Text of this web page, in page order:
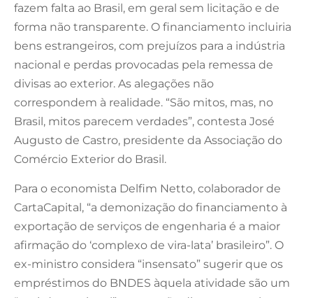
fazem falta ao Brasil, em geral sem licitação e de
forma não transparente. O financiamento incluiria
bens estrangeiros, com prejuízos para a indústria
nacional e perdas provocadas pela remessa de
divisas ao exterior. As alegações não
correspondem à realidade. “São mitos, mas, no
Brasil, mitos parecem verdades”, contesta José
Augusto de Castro, presidente da Associação do
Comércio Exterior do Brasil.
Para o economista Delfim Netto, colaborador de
CartaCapital, “a demonização do financiamento à
exportação de serviços de engenharia é a maior
afirmação do ‘complexo de vira-lata’ brasileiro”. O
ex-ministro considera “insensato” sugerir que os
empréstimos do BNDES àquela atividade são um